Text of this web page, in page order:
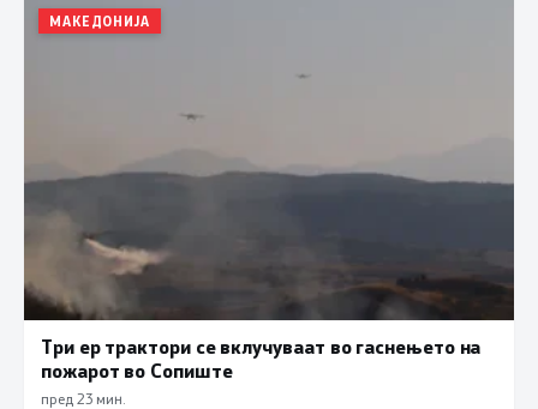
МАКЕДОНИЈА
Три ер трактори се вклучуваат во гаснењето на
пожарот во Сопиште
пред 23 мин.